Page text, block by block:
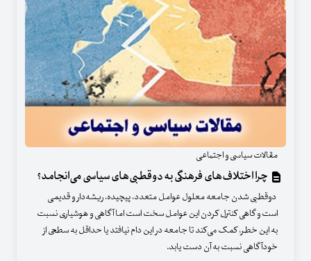
مقالات سیاسی و اجتماعی
چرا اختلاف‌های فرهنگی به دوقطبی‌های سیاسی می‌انجامد؟
دوقطبی شدن جامعه معلول عوامل متعدد، پیچیده، ریشه‌دار و قدیمی
است و گاهی کنترل کردن این عوامل سخت است اما آگاهی و هوشیاری نسبت
به این خطر، کمک می‌کند تا جامعه در این دام نیافتد یا حداقل به سطحی از
خودآگاهی نسبت به آن دست یابد.